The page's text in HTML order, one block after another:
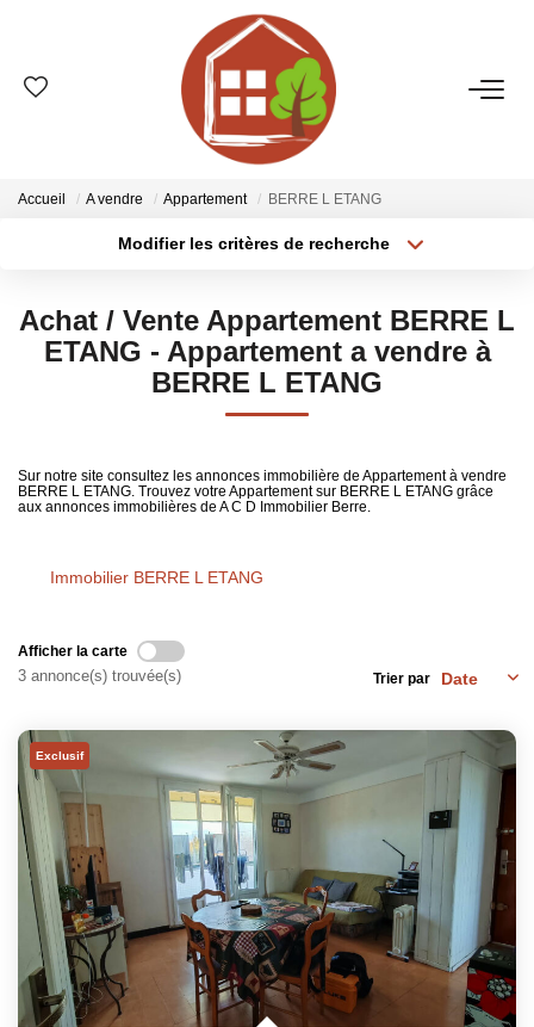
VENTES
ESTIMATION
GESTION
Nos Agences
Nos Actualités
Accueil A vendre Appartement BERRE L ETANG
Modifier les critères de recherche
Sélectionnez...
Type de bien
Surface min
Achat / Vente Appartement BERRE L
ETANG - Appartement a vendre à
BERRE L ETANG
Sur notre site consultez les annonces immobilière de Appartement à vendre
BERRE L ETANG. Trouvez votre Appartement sur BERRE L ETANG grâce
aux annonces immobilières de A C D Immobilier Berre.
Immobilier BERRE L ETANG
Afficher la carte
3 annonce(s) trouvée(s) Trier par
Exclusif